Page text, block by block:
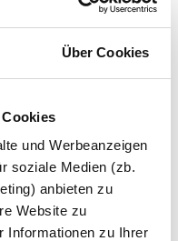
Über Cookies
und Werbeanzeigen
soziale Medien (zb.
anbieten zu
Website zu
Informationen zu Ihrer
Entgeltgruppen erfolgt
bzw. Bachelor